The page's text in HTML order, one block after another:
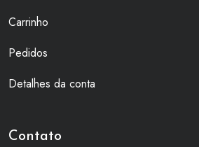
Carrinho
Pedidos
Detalhes da conta
Contato